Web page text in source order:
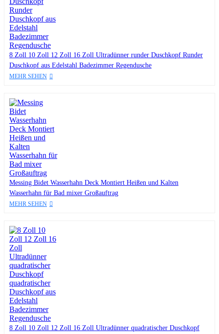
8 Zoll 10 Zoll 12 Zoll 16 Zoll Ultradünner runder Duschkopf Runder
Duschkopf aus Edelstahl Badezimmer Regendusche
MEHR SEHEN
Messing Bidet Wasserhahn Deck Montiert Heißen und Kalten
Wasserhahn für Bad mixer Großauftrag
MEHR SEHEN
8 Zoll 10 Zoll 12 Zoll 16 Zoll Ultradünner quadratischer Duschkopf